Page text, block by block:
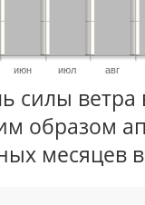
июн июл авг
силы ветра
образом
месяцев в